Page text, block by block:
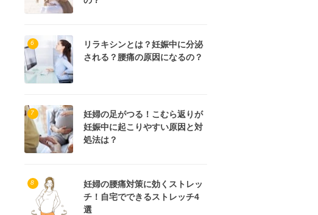
6
リラキシンとは？妊娠中に分泌
される？腰痛の原因になるの？
7
妊婦の足がつる！こむら返りが
妊娠中に起こりやすい原因と対
処法は？
8
妊婦の腰痛対策に効くストレッ
チ！自宅でできるストレッチ4
選